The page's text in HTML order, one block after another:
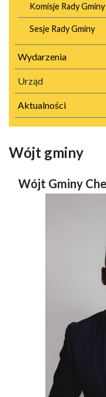
Komisje Rady Gminy
Sesje Rady Gminy
Wydarzenia
Urząd
Aktualności
Wójt gminy
Wójt Gminy